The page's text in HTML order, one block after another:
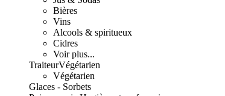
Bières
Vins
Alcools & spiritueux
Cidres
Voir plus...
TraiteurVégétarien
Végétarien
Glaces - Sorbets